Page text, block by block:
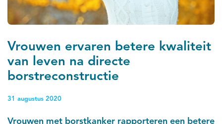
Vrouwen ervaren betere kwaliteit
van leven na directe
borstreconstructie
31 augustus 2020
Vrouwen met borstkanker rapporteren een betere